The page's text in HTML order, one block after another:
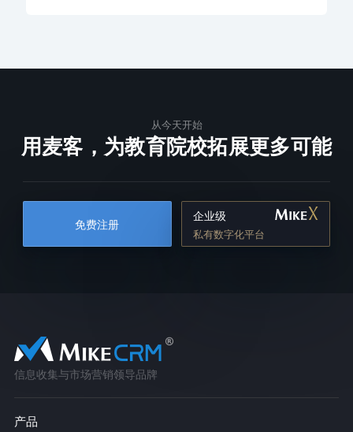
从今天开始
用麦客，为教育院校拓展更多可能
免费注册
企业级
私有数字化平台
信息收集与市场营销领导品牌
产品